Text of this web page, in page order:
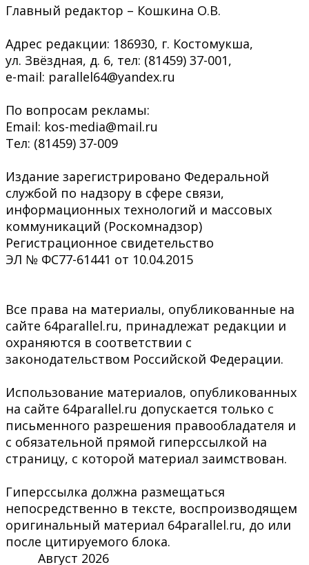
Главный редактор – Кошкина О.В.
Адрес редакции: 186930, г. Костомукша,
ул. Звёздная, д. 6, тел: (81459) 37-001,
e-mail: parallel64@yandex.ru
По вопросам рекламы:
Email: kos-media@mail.ru
Тел: (81459) 37-009
Издание зарегистрировано Федеральной
службой по надзору в сфере связи,
информационных технологий и массовых
коммуникаций (Роскомнадзор)
Регистрационное свидетельство
ЭЛ № ФС77-61441 от 10.04.2015
Все права на материалы, опубликованные на
сайте 64parallel.ru, принадлежат редакции и
охраняются в соответствии с
законодательством Российской Федерации.
Использование материалов, опубликованных
на сайте 64parallel.ru допускается только с
письменного разрешения правообладателя и
с обязательной прямой гиперссылкой на
страницу, с которой материал заимствован.
Гиперссылка должна размещаться
непосредственно в тексте, воспроизводящем
оригинальный материал 64parallel.ru, до или
после цитируемого блока.
Август 2026